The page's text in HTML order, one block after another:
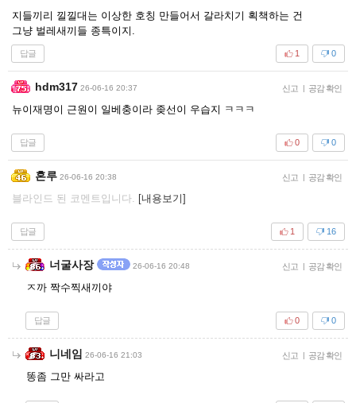
지들끼리 낄낄대는 이상한 호칭 만들어서 갈라치기 획책하는 건
그냥 벌레새끼들 종특이지.
답글 0
1
hdm317 26-06-16 20:37 신고 | 공감 확인
뉴이재명이 근원이 일베충이라 좆선이 우습지 ㅋㅋㅋ
답글 0
0
혼루 26-06-16 20:38 신고 | 공감 확인
블라인드 된 코멘트입니다. [내용보기]
답글 16
1
너굴사장 26-06-16 20:48 신고 | 공감 확인
ㅈ까 짝수찍새끼야
답글 0
0
니네임 26-06-16 21:03 신고 | 공감 확인
똥좀 그만 싸라고